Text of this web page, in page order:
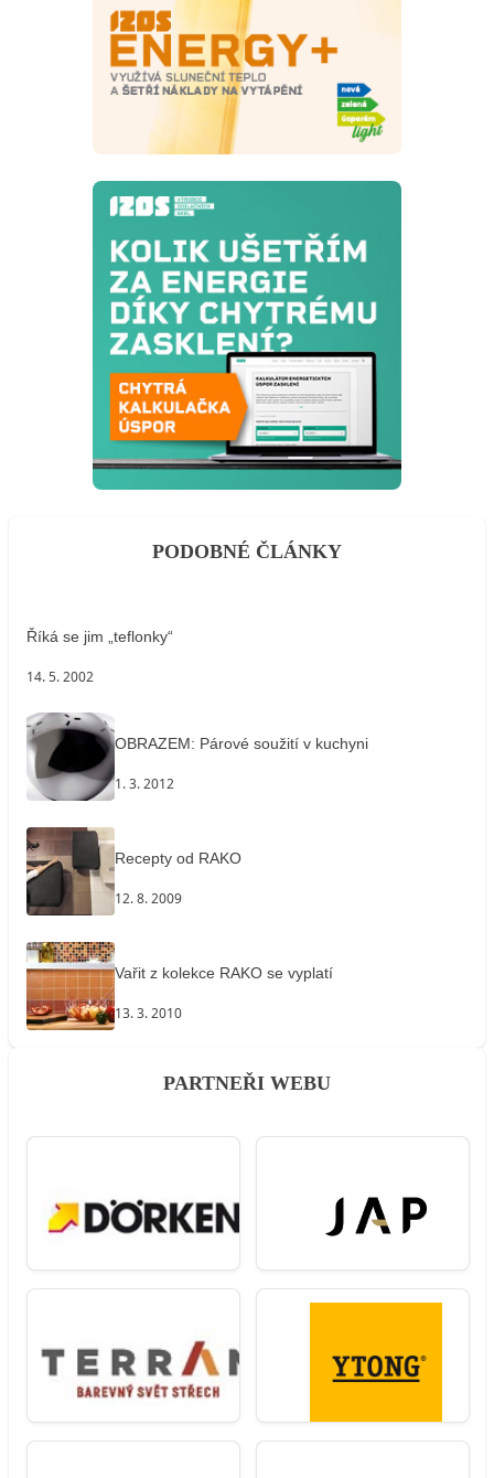
PODOBNÉ ČLÁNKY
Říká se jim „teflonky“
14. 5. 2002
OBRAZEM: Párové soužití v kuchyni
1. 3. 2012
Recepty od RAKO
12. 8. 2009
Vařit z kolekce RAKO se vyplatí
13. 3. 2010
PARTNEŘI WEBU